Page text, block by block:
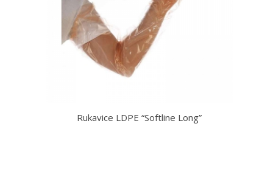
Rukavice LDPE “Softline Long”